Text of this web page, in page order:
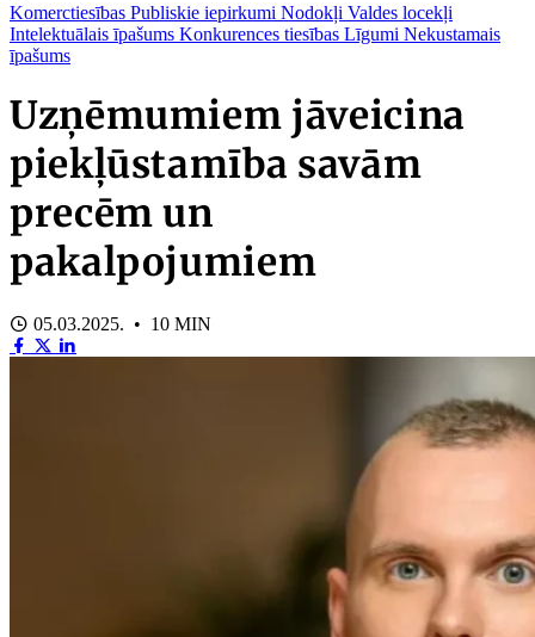
Komerctiesības Publiskie iepirkumi Nodokļi Valdes locekļi
Intelektuālais īpašums Konkurences tiesības Līgumi Nekustamais
īpašums
Uzņēmumiem jāveicina
piekļūstamība savām
precēm un
pakalpojumiem
05.03.2025. • 10 MIN